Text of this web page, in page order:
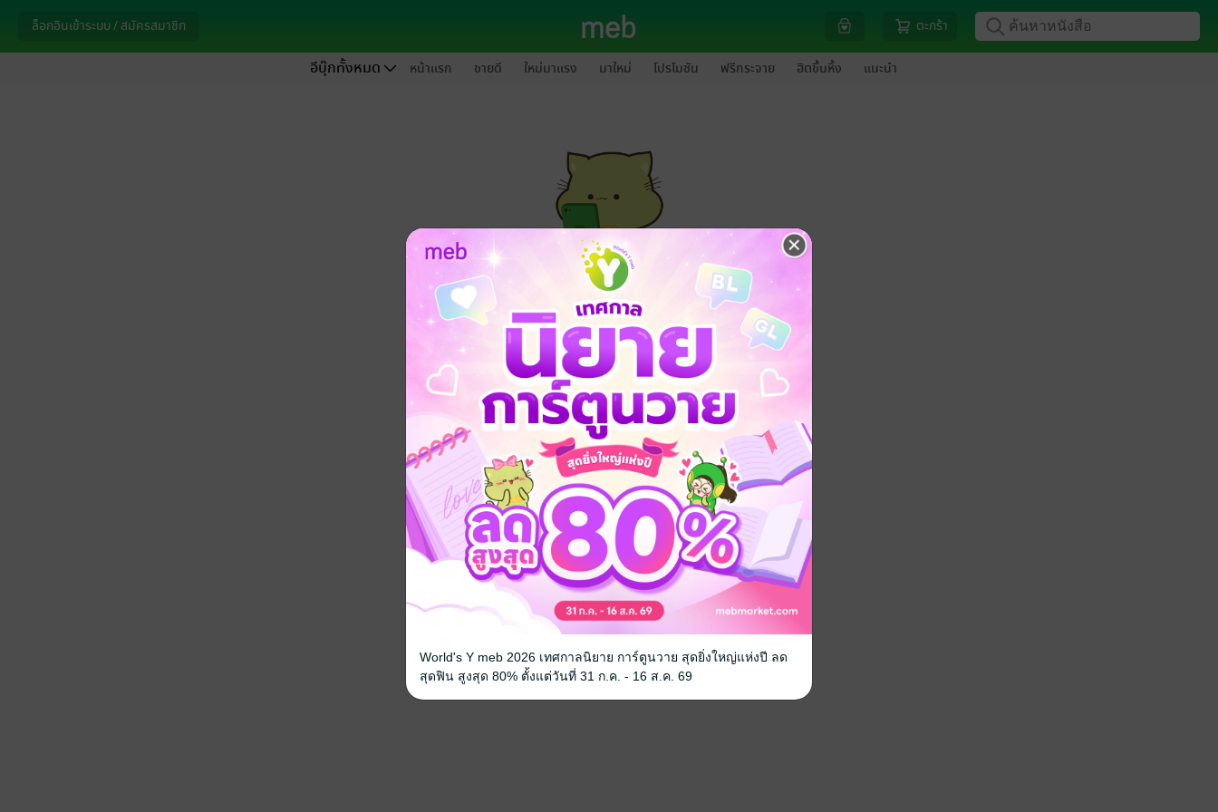
ล็อกอินเข้าระบบ / สมัครสมาชิก ตะกร้า
อีบุ๊กทั้งหมด หน้าแรก ขายดี ใหม่มาแรง มาใหม่ โปรโมชัน ฟรีกระจาย ฮิตขึ้นหิ้ง แนะนำ
กรุณาเข้าสู่ระบบก่อนดำเนินรายการด้วยค่ะ
ล็อกอินเข้าระบบ
World's Y meb 2026 เทศกาลนิยาย การ์ตูนวาย สุดยิ่งใหญ่แห่งปี ลด
สุดฟิน สูงสุด 80% ตั้งแต่วันที่ 31 ก.ค. - 16 ส.ค. 69